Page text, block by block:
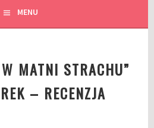
MENU
MATNI STRACHU”
– RECENZJA